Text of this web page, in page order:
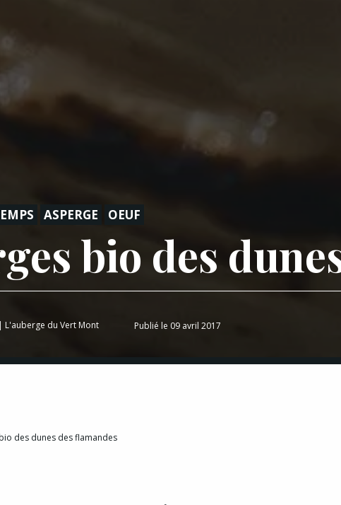
ASPERGE OEUF
bio des
| L'auberge du Vert Mont Publié le 09 avril 2017
des dunes des flamandes